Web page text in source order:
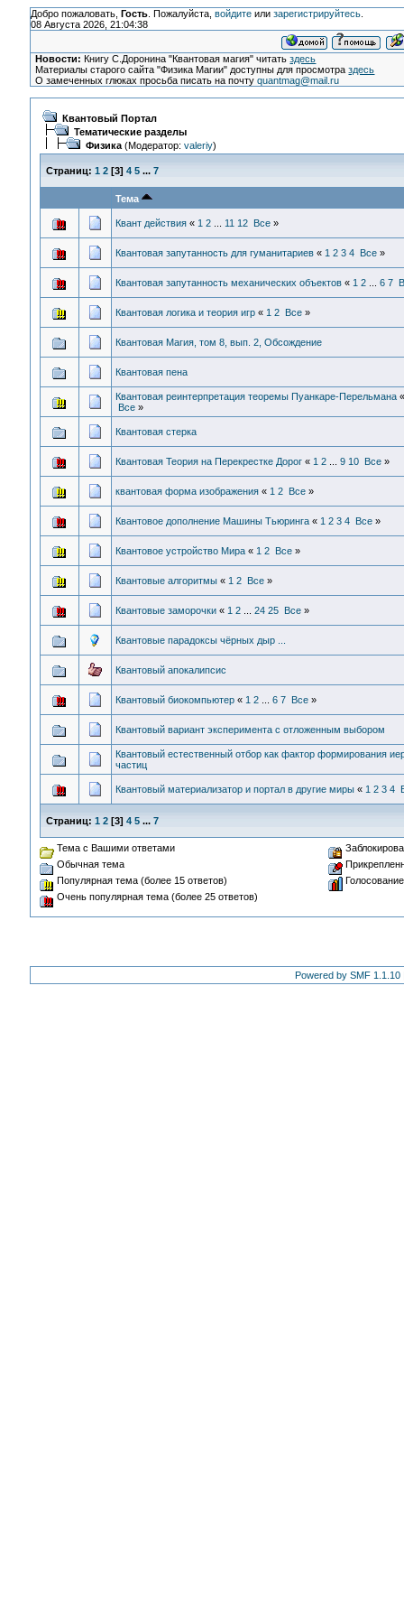
Добро пожаловать, Гость. Пожалуйста, войдитеили зарегистрируйтесь.
08 Августа 2026, 21:04:38
Новости: Книгу С.Доронина "Квантовая магия" читатьздесь
Материалы старого сайта "Физика Магии" доступны для просмотраздесь
О замеченных глюках просьба писать на почтуquantmag@mail.ru
Квантовый Портал
Тематические разделы
Физика(Модератор: valeriy)
Страниц: 1 2[3] 4 5 ... 7
Тема
Квант действия « 1 2... 11 12 Все»
Квантовая запутанность для гуманитариев « 1 2 3 4 Все»
Квантовая запутанность механических объектов « 1 2... 6 7
Квантовая логика и теория игр « 1 2 Все»
Квантовая Магия, том 8, вып. 2, Обсождение
Квантовая пена
Квантовая реинтерпретация теоремы Пуанкаре-Перельмана
Все»
Квантовая стерка
Квантовая Теория на Перекрестке Дорог « 1 2... 9 10 Все»
квантовая форма изображения « 1 2 Все»
Квантовое дополнение Машины Тьюринга « 1 2 3 4 Все»
Квантовое устройство Мира « 1 2 Все»
Квантовые алгоритмы « 1 2 Все»
Квантовые заморочки « 1 2... 24 25 Все»
Квантовые парадоксы чёрных дыр ...
Квантовый апокалипсис
Квантовый биокомпьютер « 1 2... 6 7 Все»
Квантовый вариант эксперимента с отложенным выбором
Квантовый естественный отбор как фактор формирования
частиц
Квантовый материализатор и портал в другие миры « 1 2 3 4
Страниц: 1 2[3] 4 5 ... 7
Тема с Вашими ответами
Обычная тема
Популярная тема (более 15 ответов)
Очень популярная тема (более 25 ответов)
Голосование
Powered by SMF 1.1.10